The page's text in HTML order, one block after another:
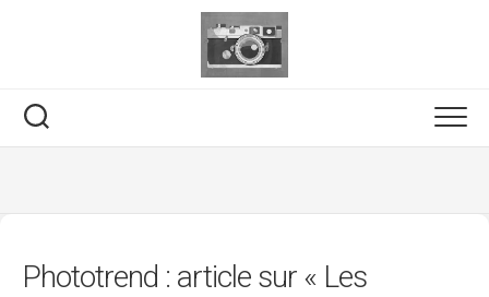
Phototrend : article sur « Les